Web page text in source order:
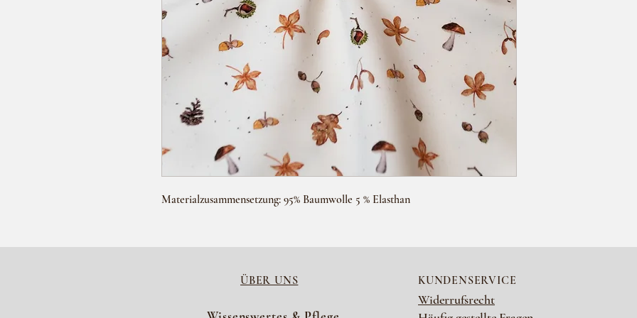
Materialzusammensetzung: 95% Baumwolle 5 % Elasthan
ÜBER UNS KUNDENSERVICE
Widerrufsrecht